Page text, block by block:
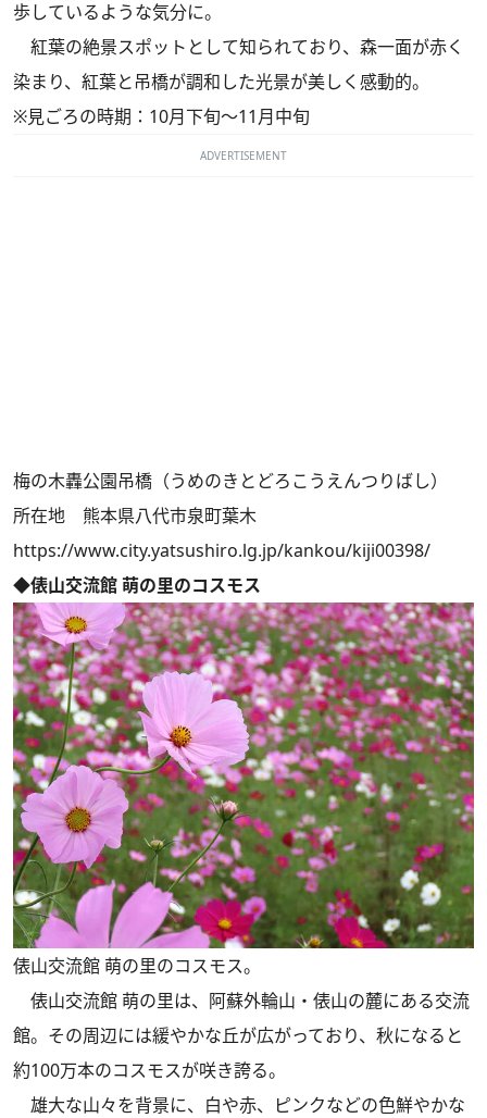
歩しているような気分に。
紅葉の絶景スポットとして知られており、森一面が赤く
染まり、紅葉と吊橋が調和した光景が美しく感動的。
※見ごろの時期：10月下旬～11月中旬
ADVERTISEMENT
梅の木轟公園吊橋（うめのきとどろこうえんつりばし）
所在地 熊本県八代市泉町葉木
https://www.city.yatsushiro.lg.jp/kankou/kiji00398/
◆俵山交流館 萌の里のコスモス
俵山交流館 萌の里のコスモス。
俵山交流館 萌の里は、阿蘇外輪山・俵山の麓にある交流
館。その周辺には緩やかな丘が広がっており、秋になると
約100万本のコスモスが咲き誇る。
雄大な山々を背景に、白や赤、ピンクなどの色鮮やかな